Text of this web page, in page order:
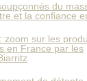
du
et la confiance
zoom sur les
en France par les